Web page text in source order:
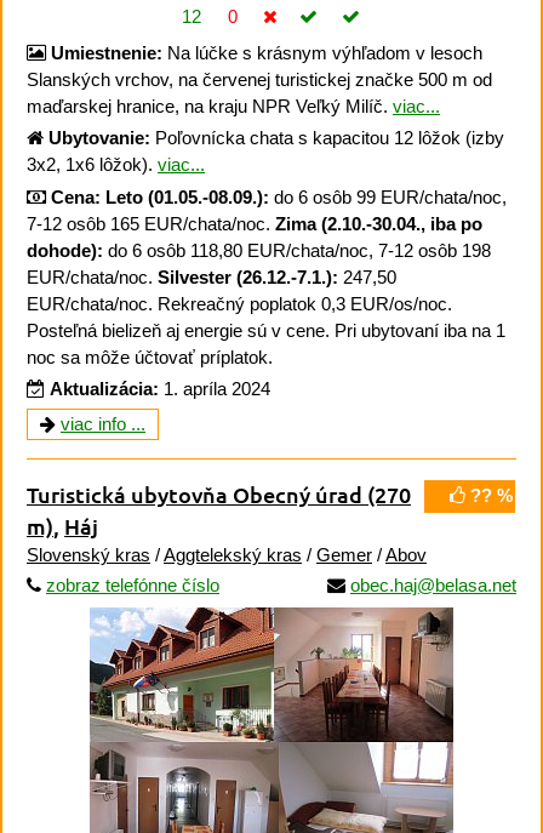
12
0
Umiestnenie: Na lúčke s krásnym výhľadom v lesoch
Slanských vrchov, na červenej turistickej značke 500 m od
maďarskej hranice, na kraju NPR Veľký Milíč. viac...
Ubytovanie: Poľovnícka chata s kapacitou 12 lôžok (izby
3x2, 1x6 lôžok). viac...
Cena: Leto (01.05.-08.09.): do 6 osôb 99 EUR/chata/noc,
7-12 osôb 165 EUR/chata/noc. Zima (2.10.-30.04., iba po
dohode): do 6 osôb 118,80 EUR/chata/noc, 7-12 osôb 198
EUR/chata/noc. Silvester (26.12.-7.1.): 247,50
EUR/chata/noc. Rekreačný poplatok 0,3 EUR/os/noc.
Posteľná bielizeň aj energie sú v cene. Pri ubytovaní iba na 1
noc sa môže účtovať príplatok.
Aktualizácia: 1. apríla 2024
viac info ...
?? %
Turistická ubytovňa Obecný úrad (270
m), Háj
Slovenský kras /Aggtelekský kras / Gemer /Abov
zobraz telefónne číslo
obec.haj@belasa.net